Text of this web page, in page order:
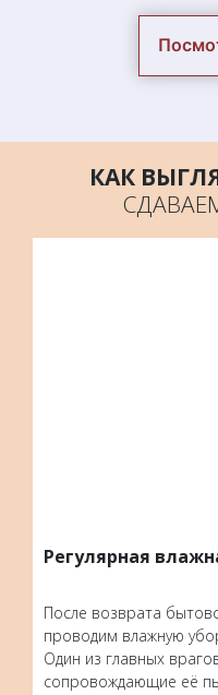
КАК
Регулярная
После возврата
проводим влажную
Один из главных
сопровождающие её